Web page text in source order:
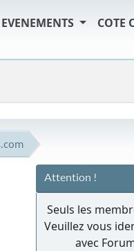
EVENEMENTS COTE
Attention !
Seuls les
Veuillez vous
avec